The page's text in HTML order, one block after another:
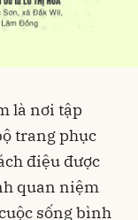
là nơi tập
trang phục
điệu được
quan niệm
sống bình